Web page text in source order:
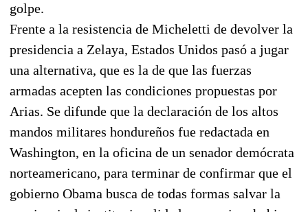
golpe.
Frente a la resistencia de Micheletti de devolver la
presidencia a Zelaya, Estados Unidos pasó a jugar
una alternativa, que es la de que las fuerzas
armadas acepten las condiciones propuestas por
Arias. Se difunde que la declaración de los altos
mandos militares hondureños fue redactada en
Washington, en la oficina de un senador demócrata
norteamericano, para terminar de confirmar que el
gobierno Obama busca de todas formas salvar la